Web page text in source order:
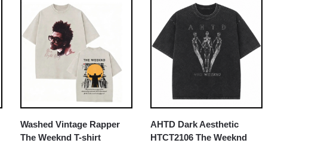
Washed Vintage Rapper
The Weeknd T-shirt
AHTD Dark Aesthetic
HTCT2106 The Weeknd